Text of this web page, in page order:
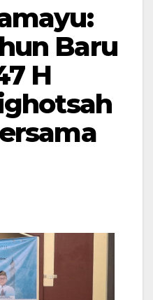
Baru
H